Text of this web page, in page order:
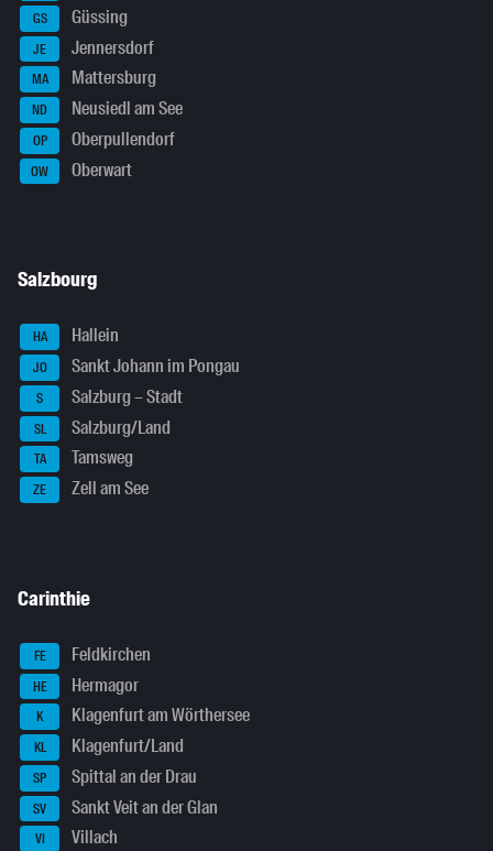
GS Güssing
JE Jennersdorf
MA Mattersburg
ND Neusiedl am See
OP Oberpullendorf
OW Oberwart
Salzbourg
HA Hallein
JO Sankt Johann im Pongau
S Salzburg – Stadt
SL Salzburg/Land
TA Tamsweg
ZE Zell am See
Carinthie
FE Feldkirchen
HE Hermagor
K Klagenfurt am Wörthersee
KL Klagenfurt/Land
SP Spittal an der Drau
SV Sankt Veit an der Glan
VI Villach